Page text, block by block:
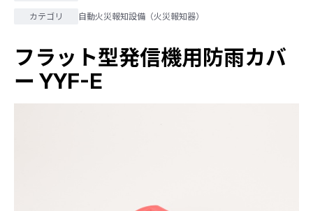
カテゴリ 自動火災報知設備（火災報知器）
フラット型発信機用防雨カバ
ー YYF-E